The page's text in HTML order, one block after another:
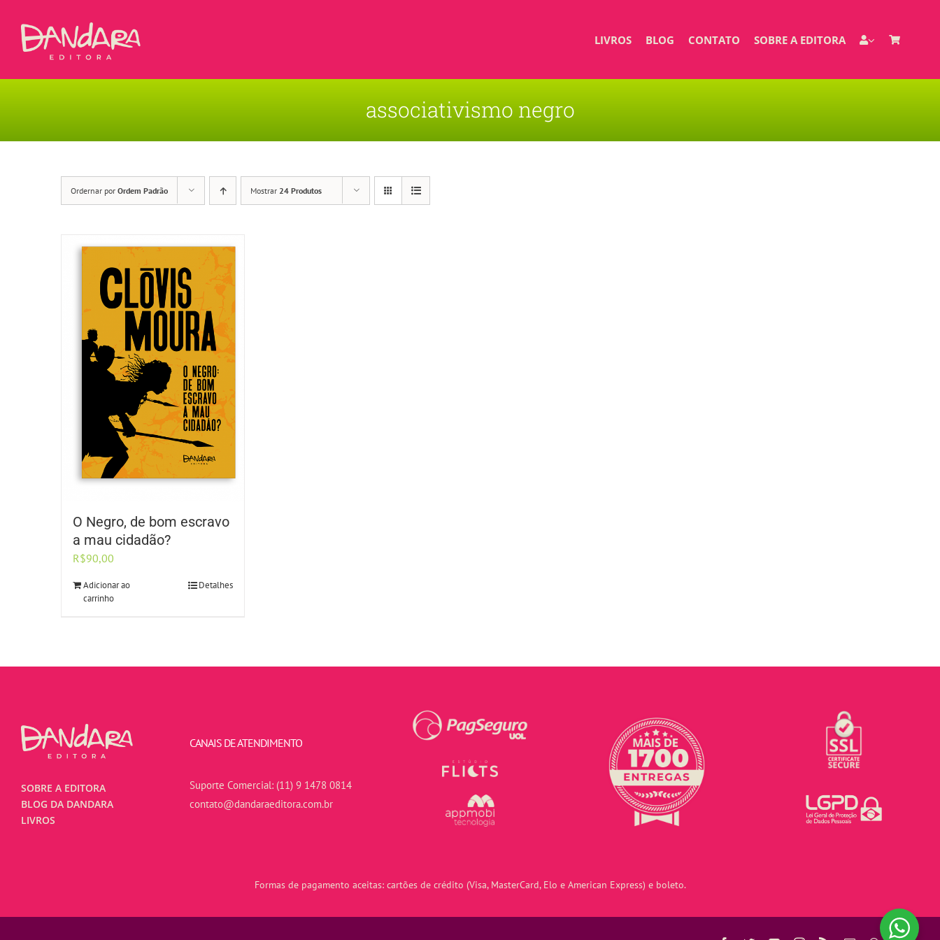
LIVROS BLOG CONTATO SOBRE A EDITORA
associativismo negro
Ordernar por Ordem Padrão Mostrar 24 Produtos
O Negro, de bom escravo
a mau cidadão?
R$90,00
Adicionar ao
carrinho
Detalhes
SOBRE A EDITORA
BLOG DA DANDARA
LIVROS
CANAIS DE ATENDIMENTO
Suporte Comercial: (11) 9 1478 0814
contato@dandaraeditora.com.br
Formas de pagamento aceitas: cartões de crédito (Visa, MasterCard, Elo e American Express) e boleto.